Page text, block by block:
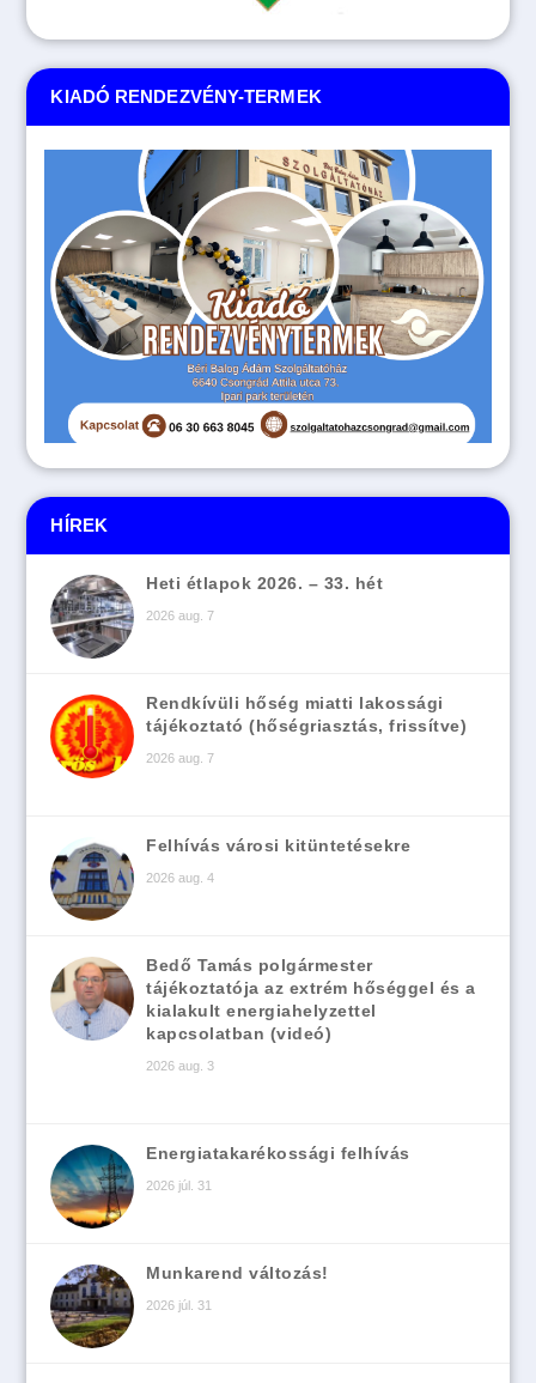
HÍREK
Heti étlapok 2026. – 33. hét
2026 aug. 7
Rendkívüli hőség miatti lakossági
tájékoztató (hőségriasztás, frissítve)
2026 aug. 7
Felhívás városi kitüntetésekre
2026 aug. 4
Bedő Tamás polgármester
tájékoztatója az extrém hőséggel és a
kialakult energiahelyzettel
kapcsolatban (videó)
2026 aug. 3
Energiatakarékossági felhívás
2026 júl. 31
Munkarend változás!
2026 júl. 31
KIADÓ RENDEZVÉNY-TERMEK